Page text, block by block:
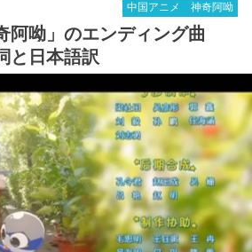
中国アニメ 神奇阿呦
阿呦」のエンディング曲
と日本語訳